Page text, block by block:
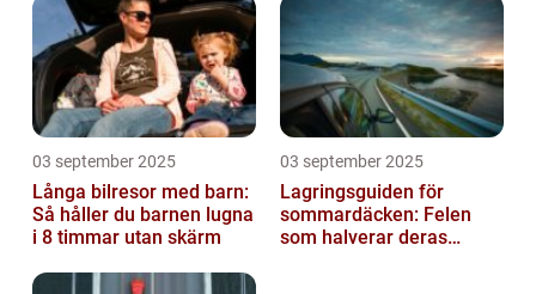
03 september 2025
Långa bilresor med barn:
Så håller du barnen lugna
i 8 timmar utan skärm
03 september 2025
Lagringsguiden för
sommardäcken: Felen
som halverar deras